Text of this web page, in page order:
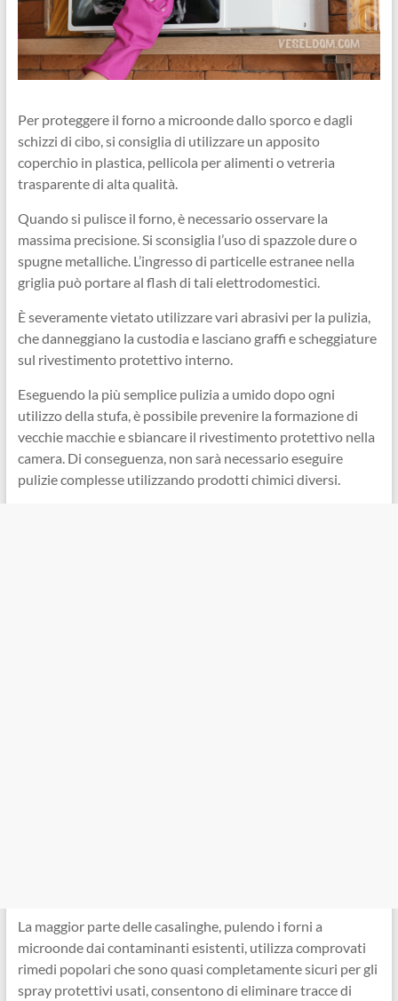
Per proteggere il forno a microonde dallo sporco e dagli
schizzi di cibo, si consiglia di utilizzare un apposito
coperchio in plastica, pellicola per alimenti o vetreria
trasparente di alta qualità.
Quando si pulisce il forno, è necessario osservare la
massima precisione. Si sconsiglia l’uso di spazzole dure o
spugne metalliche. L’ingresso di particelle estranee nella
griglia può portare al flash di tali elettrodomestici.
È severamente vietato utilizzare vari abrasivi per la pulizia,
che danneggiano la custodia e lasciano graffi e scheggiature
sul rivestimento protettivo interno.
Eseguendo la più semplice pulizia a umido dopo ogni
utilizzo della stufa, è possibile prevenire la formazione di
vecchie macchie e sbiancare il rivestimento protettivo nella
camera. Di conseguenza, non sarà necessario eseguire
pulizie complesse utilizzando prodotti chimici diversi.
La maggior parte delle casalinghe, pulendo i forni a
microonde dai contaminanti esistenti, utilizza comprovati
rimedi popolari che sono quasi completamente sicuri per gli
spray protettivi usati, consentono di eliminare tracce di